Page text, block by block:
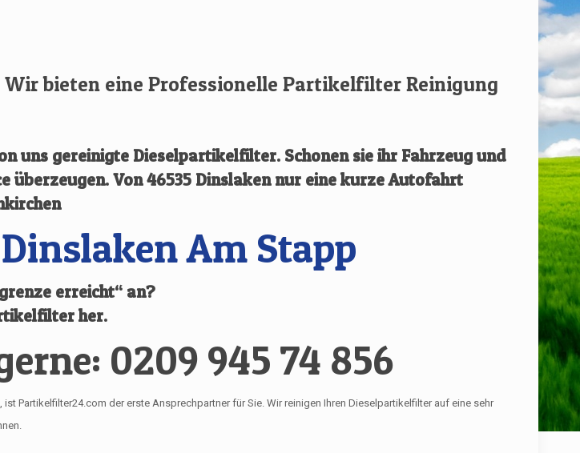
bieten eine Professionelle Partikelfilter Reinigung
uns gereinigte Dieselpartikelfilter. Schonen sie ihr Fahrzeug und
überzeugen.Von46535 Dinslaken nur eine kurze Autofahrt
Am Stapp
erreicht“ an?
her.
0209 945 74 856
Partikelfilter24.com der erste Ansprechpartner für Sie. Wir reinigen Ihren Dieselpartikelfilter auf eine sehr